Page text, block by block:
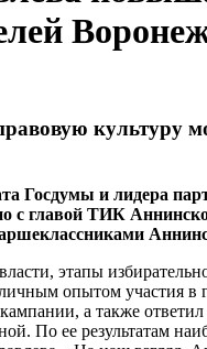
культуру
Госдумы и лидера
с главой ТИК
этапы
опытом участия в
а также
По ее результатам